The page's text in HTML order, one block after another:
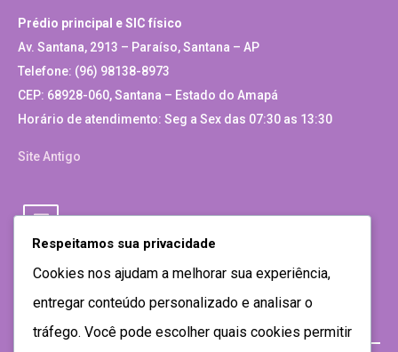
Prédio principal e SIC físico
Av. Santana, 2913 – Paraíso, Santana – AP
Telefone: (96) 98138-8973
CEP: 68928-060, Santana – Estado do Amapá
Horário de atendimento: Seg a Sex das 07:30 as 13:30
Site Antigo
Respeitamos sua privacidade
Cookies nos ajudam a melhorar sua experiência,
entregar conteúdo personalizado e analisar o
tráfego. Você pode escolher quais cookies permitir